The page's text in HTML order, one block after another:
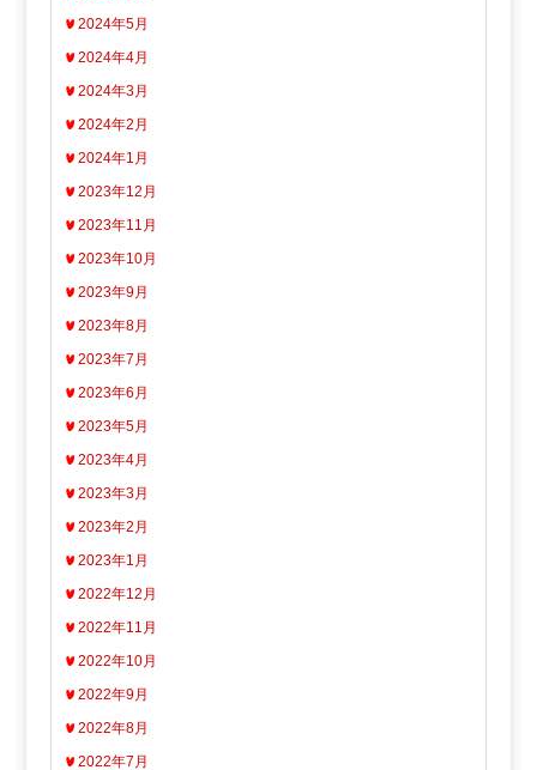
2024年5月
2024年4月
2024年3月
2024年2月
2024年1月
2023年12月
2023年11月
2023年10月
2023年9月
2023年8月
2023年7月
2023年6月
2023年5月
2023年4月
2023年3月
2023年2月
2023年1月
2022年12月
2022年11月
2022年10月
2022年9月
2022年8月
2022年7月